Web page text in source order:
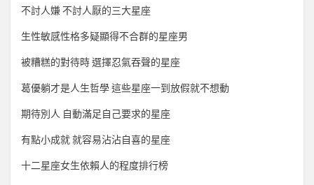
不討人嫌 不討人厭的三大星座
生性敏感性格多疑顯得不合群的星座男
被糟糕的對待時 選擇忍氣吞聲的星座
葛優躺才是人生哲學 這些星座一到放假就不想動
期待別人 自動滿足自己要求的星座
有點小成就 就容易沾沾自喜的星座
十二星座女生依賴人的程度排行榜